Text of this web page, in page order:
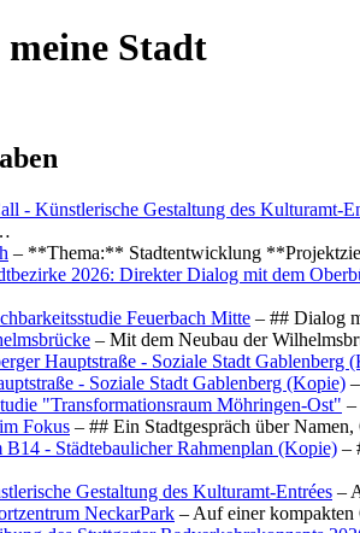
Stadt
- Künstlerische Gestaltung des Kulturamt-
– **Thema:** Stadtentwicklung
2026: Direkter Dialog mit dem
Feuerbach Mitte – ## Dialog
– Mit dem Neubau der
Hauptstraße - Soziale Stadt Gablenberg
- Soziale Stadt Gablenberg (Kopie)
"Transformationsraum Möhringen-Ost" –
Fokus – ## Ein Stadtgespräch über
B14 - Städtebaulicher Rahmenplan (Kopie) –
Gestaltung des Kulturamt-Entrées –
NeckarPark – Auf einer